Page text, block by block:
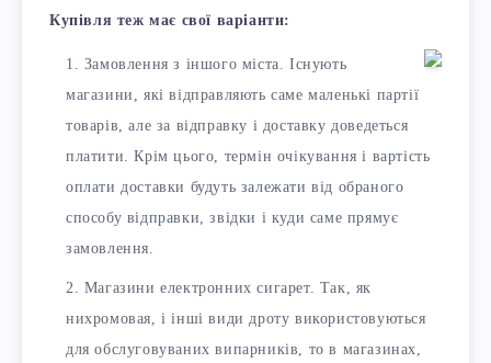
Купівля теж має свої варіанти:
Замовлення з іншого міста. Існують
магазини, які відправляють саме маленькі партії
товарів, але за відправку і доставку доведеться
платити. Крім цього, термін очікування і вартість
оплати доставки будуть залежати від обраного
способу відправки, звідки і куди саме прямує
замовлення.
Магазини електронних сигарет. Так, як
нихромовая, і інші види дроту використовуються
для обслуговуваних випарників, то в магазинах,